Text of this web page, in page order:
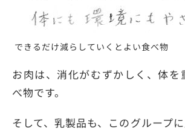
できるだけ減らしていくとよい食べ物
お肉は、消化がむずかしく、体を
べ物です。
そして、乳製品も、このグループに